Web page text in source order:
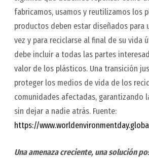
fabricamos, usamos y reutilizamos los
productos deben estar diseñados para
vez y para reciclarse al final de su vida
debe incluir a todas las partes
valor de los plásticos. Una transición
proteger los medios de vida de los
comunidades afectadas, garantizando
sin dejar a nadie atrás. Fuente:
https://
Una amenaza creciente, una solución